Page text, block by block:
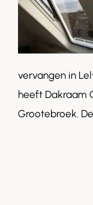
vervangen in
heeft Dakraam
Grootebroek.